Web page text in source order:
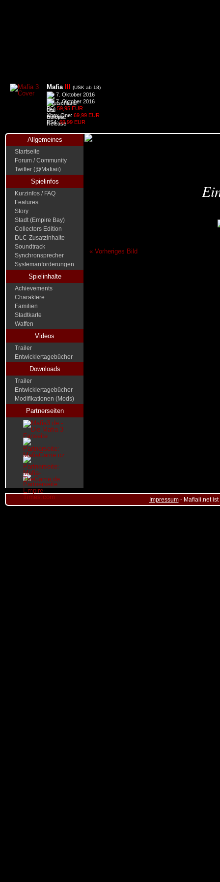
Mafia (USK ab 18)
7. Oktober 2016
7. Oktober 2016
PC: 59,95 EUR
Xbox One: 69,99 EUR
PS4:69,99 EUR
Allgemeines
Startseite
Forum / Community
Twitter (@Mafiaii)
Spielinfos
Kurzinfos / FAQ
Features
Story
Stadt (Empire Bay)
Collectors Edition
DLC-Zusatzinhalte
Soundtrack
Synchronsprecher
Systemanforderungen
Spielinhalte
Achievements
Charaktere
Familien
Stadtkarte
Waffen
Videos
Trailer
Entwicklertagebücher
Downloads
Trailer
Entwicklertagebücher
Modifikationen (Mods)
Partnerseiten
« Vorheriges Bild
Impressum- Mafiaii.net ist